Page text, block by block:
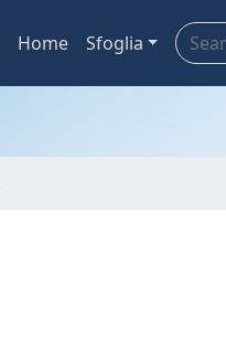
Home Sfoglia